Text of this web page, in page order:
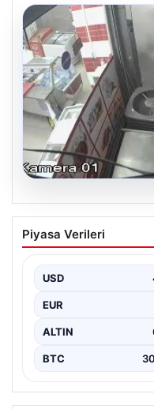
Bahçelievler’de
Binanın Çöküşü
Mahallesi Taşova
Yaklaşık 38…
Piyasa Verileri
USD
EUR
ALTIN
BTC